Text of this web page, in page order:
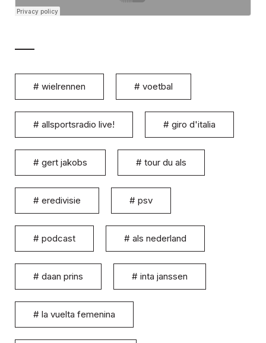
# wielrennen # voetbal
# allsportsradio live! # giro d'italia
# gert jakobs # tour du als
# eredivisie # psv
# podcast # als nederland
# daan prins # inta janssen
# la vuelta femenina